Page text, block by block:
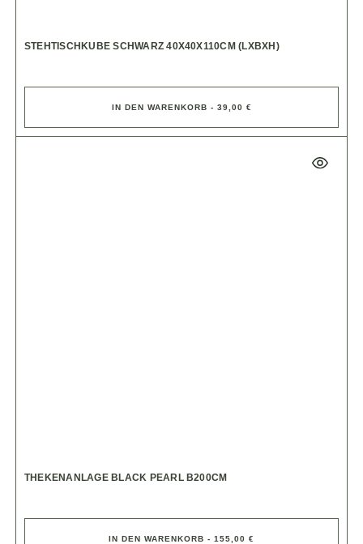
STEHTISCHKUBE SCHWARZ 40X40X110CM (LXBXH)
IN DEN WARENKORB - 39,00 €
THEKENANLAGE BLACK PEARL B200CM
IN DEN WARENKORB - 155,00 €